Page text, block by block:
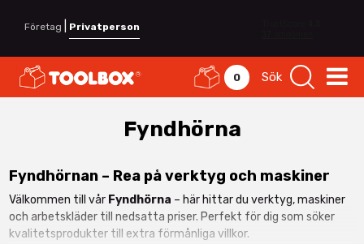
Företag Privatperson
0 Sök
Fyndhörna
Fyndhörnan – Rea på verktyg och maskiner
Välkommen till vår Fyndhörna – här hittar du verktyg, maskiner
och arbetskläder till nedsatta priser. Perfekt för dig som söker
kvalitetsprodukter till extra förmånliga villkor.